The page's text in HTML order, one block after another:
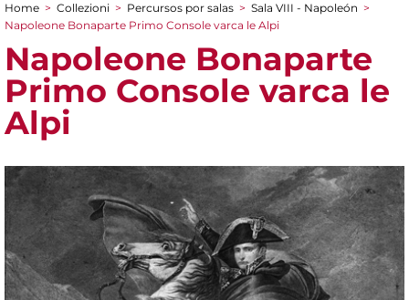
You are here
Home > Collezioni > Percursos por salas > Sala VIII - Napoleón >
Napoleone Bonaparte Primo Console varca le Alpi
Napoleone Bonaparte
Primo Console varca le
Alpi